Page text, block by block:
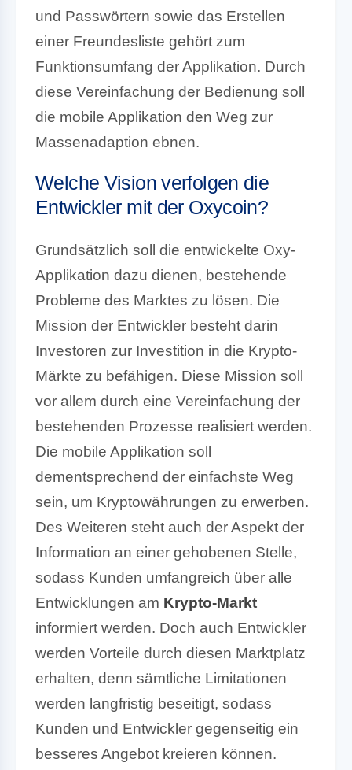
und Passwörtern sowie das Erstellen
einer Freundesliste gehört zum
Funktionsumfang der Applikation. Durch
diese Vereinfachung der Bedienung soll
die mobile Applikation den Weg zur
Massenadaption ebnen.
Welche Vision verfolgen die
Entwickler mit der Oxycoin?
Grundsätzlich soll die entwickelte Oxy-
Applikation dazu dienen, bestehende
Probleme des Marktes zu lösen. Die
Mission der Entwickler besteht darin
Investoren zur Investition in die Krypto-
Märkte zu befähigen. Diese Mission soll
vor allem durch eine Vereinfachung der
bestehenden Prozesse realisiert werden.
Die mobile Applikation soll
dementsprechend der einfachste Weg
sein, um Kryptowährungen zu erwerben.
Des Weiteren steht auch der Aspekt der
Information an einer gehobenen Stelle,
sodass Kunden umfangreich über alle
Entwicklungen am Krypto-Markt
informiert werden. Doch auch Entwickler
werden Vorteile durch diesen Marktplatz
erhalten, denn sämtliche Limitationen
werden langfristig beseitigt, sodass
Kunden und Entwickler gegenseitig ein
besseres Angebot kreieren können.